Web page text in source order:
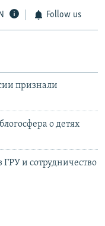
Follow us
признали
о детях
и сотрудничество